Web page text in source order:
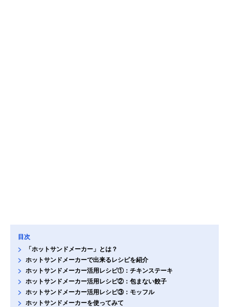
目次
「ホットサンドメーカー」とは？
ホットサンドメーカーで出来るレシピを紹介
ホットサンドメーカー活用レシピ①：チキンステーキ
ホットサンドメーカー活用レシピ②：包まない餃子
ホットサンドメーカー活用レシピ③：モッフル
ホットサンドメーカーを使ってみて